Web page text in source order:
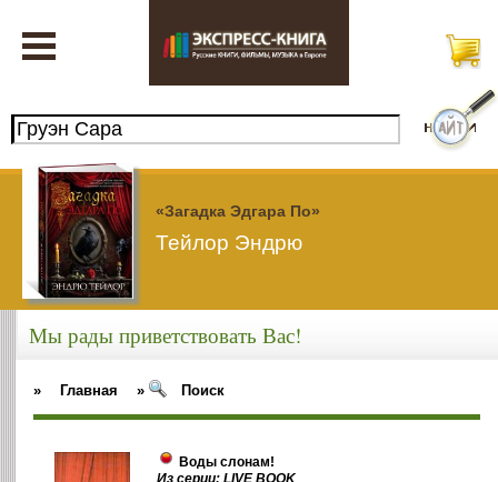
«Загадка Эдгара По»
Тейлор Эндрю
Мы рады приветствовать Вас!
» Главная » Поиск
Воды слонам!
Из серии: LIVE BOOK